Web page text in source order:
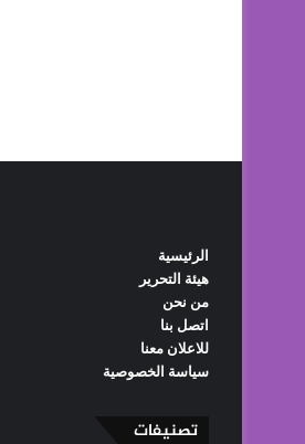
الرئيسية
هيئة التحرير
من نحن
اتصل بنا
للاعلان معنا
سياسة الخصوصية
تصنيفات